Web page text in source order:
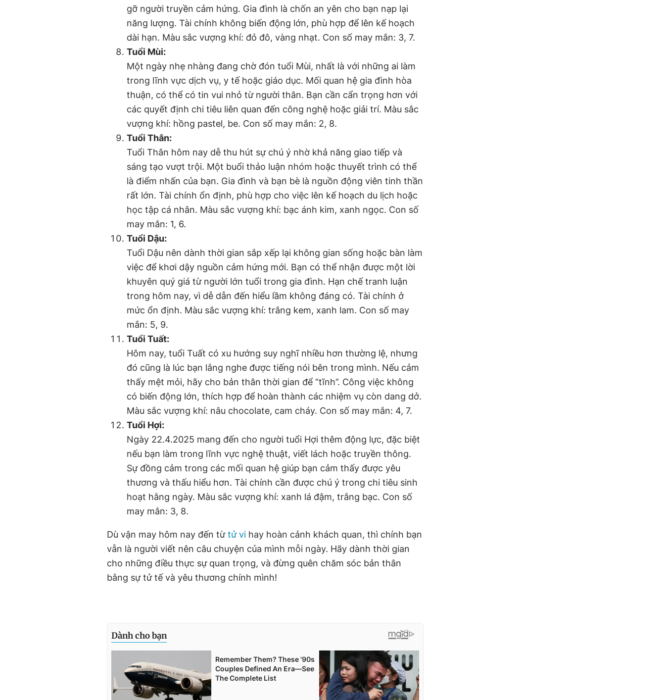
gỡ người truyền cảm hứng. Gia đình là chốn an yên cho bạn nạp lại
năng lượng. Tài chính không biến động lớn, phù hợp để lên kế hoạch
dài hạn. Màu sắc vượng khí: đỏ đô, vàng nhạt. Con số may mắn: 3, 7.
Tuổi Mùi:
Một ngày nhẹ nhàng đang chờ đón tuổi Mùi, nhất là với những ai làm
trong lĩnh vực dịch vụ, y tế hoặc giáo dục. Mối quan hệ gia đình hòa
thuận, có thể có tin vui nhỏ từ người thân. Bạn cần cẩn trọng hơn với
các quyết định chi tiêu liên quan đến công nghệ hoặc giải trí. Màu sắc
vượng khí: hồng pastel, be. Con số may mắn: 2, 8.
Tuổi Thân:
Tuổi Thân hôm nay dễ thu hút sự chú ý nhờ khả năng giao tiếp và
sáng tạo vượt trội. Một buổi thảo luận nhóm hoặc thuyết trình có thể
là điểm nhấn của bạn. Gia đình và bạn bè là nguồn động viên tinh thần
rất lớn. Tài chính ổn định, phù hợp cho việc lên kế hoạch du lịch hoặc
học tập cá nhân. Màu sắc vượng khí: bạc ánh kim, xanh ngọc. Con số
may mắn: 1, 6.
Tuổi Dậu:
Tuổi Dậu nên dành thời gian sắp xếp lại không gian sống hoặc bàn làm
việc để khơi dậy nguồn cảm hứng mới. Bạn có thể nhận được một lời
khuyên quý giá từ người lớn tuổi trong gia đình. Hạn chế tranh luận
trong hôm nay, vì dễ dẫn đến hiểu lầm không đáng có. Tài chính ở
mức ổn định. Màu sắc vượng khí: trắng kem, xanh lam. Con số may
mắn: 5, 9.
Tuổi Tuất:
Hôm nay, tuổi Tuất có xu hướng suy nghĩ nhiều hơn thường lệ, nhưng
đó cũng là lúc bạn lắng nghe được tiếng nói bên trong mình. Nếu cảm
thấy mệt mỏi, hãy cho bản thân thời gian để “tĩnh”. Công việc không
có biến động lớn, thích hợp để hoàn thành các nhiệm vụ còn dang dở.
Màu sắc vượng khí: nâu chocolate, cam cháy. Con số may mắn: 4, 7.
Tuổi Hợi:
Ngày 22.4.2025 mang đến cho người tuổi Hợi thêm động lực, đặc biệt
nếu bạn làm trong lĩnh vực nghệ thuật, viết lách hoặc truyền thông.
Sự đồng cảm trong các mối quan hệ giúp bạn cảm thấy được yêu
thương và thấu hiểu hơn. Tài chính cần được chú ý trong chi tiêu sinh
hoạt hằng ngày. Màu sắc vượng khí: xanh lá đậm, trắng bạc. Con số
may mắn: 3, 8.
Dù vận may hôm nay đến từtử vi hay hoàn cảnh khách quan, thì chính bạn
vẫn là người viết nên câu chuyện của mình mỗi ngày. Hãy dành thời gian
cho những điều thực sự quan trọng, và đừng quên chăm sóc bản thân
bằng sự tử tế và yêu thương chính mình!